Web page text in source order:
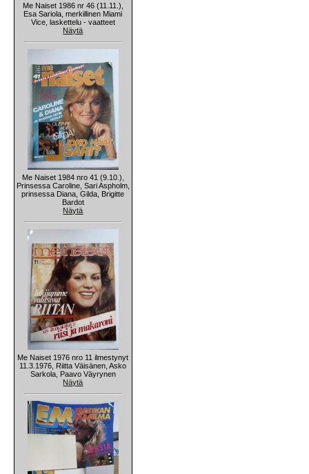
Me Naiset 1986 nr 46 (11.11.),
Esa Sariola, merkillinen Miami
Vice, laskettelu - vaatteet
Näytä
Me Naiset 1984 nro 41 (9.10.),
Prinsessa Caroline, Sari Aspholm,
prinsessa Diana, Gilda, Brigitte
Bardot
Näytä
Me Naiset 1976 nro 11 ilmestynyt
11.3.1976, Riitta Väisänen, Asko
Sarkola, Paavo Väyrynen
Näytä